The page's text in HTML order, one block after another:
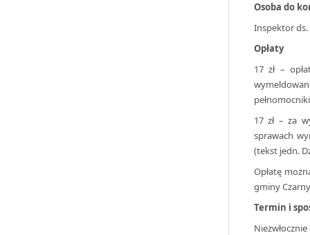
Osoba do
Inspektor ds.
Opłaty
17 zł –
17 zł – za
sprawach
(tekst jedn.
Opłatę
gminy
Termin i